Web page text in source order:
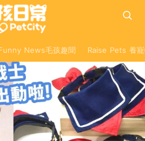
News毛孩趣聞 Raise Pets 養